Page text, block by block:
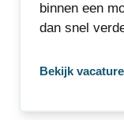
binnen een
dan snel
Bekijk vacature